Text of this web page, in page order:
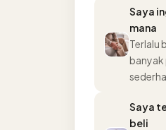
Saya
mana
Terlalu
banyak
Saya
beli